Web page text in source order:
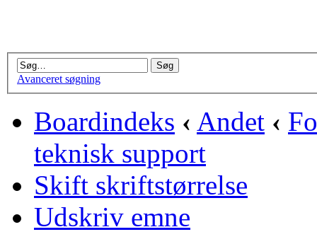
Avanceret søgning
Boardindeks ‹ Andet ‹
teknisk support
Skift skriftstørrelse
Udskriv emne